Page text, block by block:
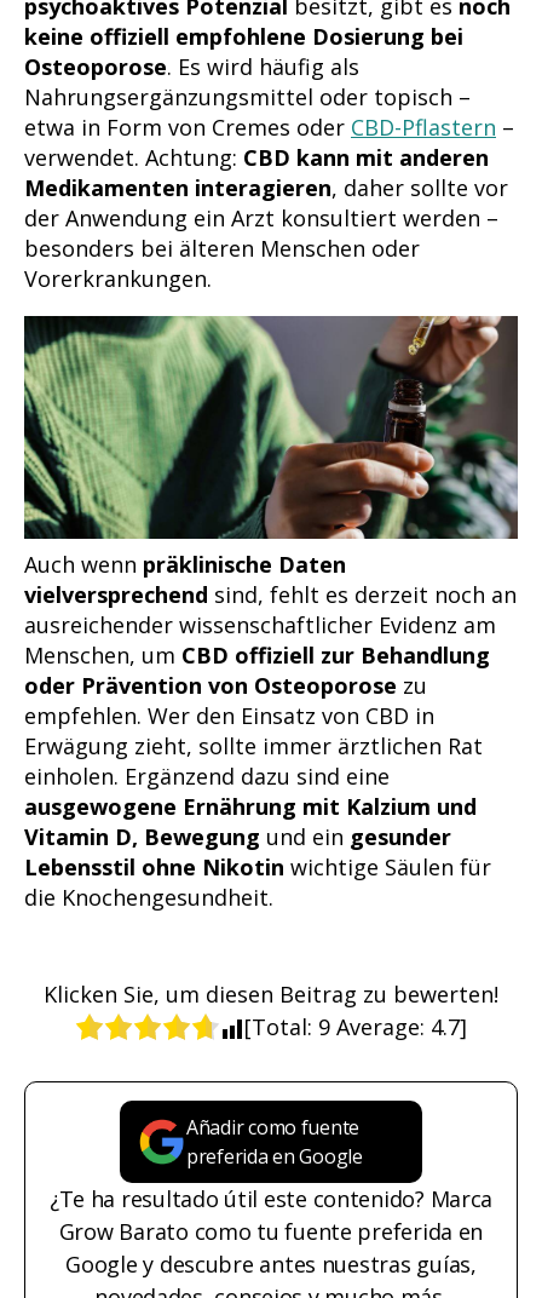
psychoaktives Potenzial besitzt, gibt es noch
keine offiziell empfohlene Dosierung bei
Osteoporose. Es wird häufig als
Nahrungsergänzungsmittel oder topisch –
etwa in Form von Cremes oder CBD-Pflastern –
verwendet. Achtung: CBD kann mit anderen
Medikamenten interagieren, daher sollte vor
der Anwendung ein Arzt konsultiert werden –
besonders bei älteren Menschen oder
Vorerkrankungen.
Auch wenn präklinische Daten
vielversprechend sind, fehlt es derzeit noch an
ausreichender wissenschaftlicher Evidenz am
Menschen, um CBD offiziell zur Behandlung
oder Prävention von Osteoporose zu
empfehlen. Wer den Einsatz von CBD in
Erwägung zieht, sollte immer ärztlichen Rat
einholen. Ergänzend dazu sind eine
ausgewogene Ernährung mit Kalzium und
Vitamin D, Bewegung und ein gesunder
Lebensstil ohne Nikotin wichtige Säulen für
die Knochengesundheit.
Klicken Sie, um diesen Beitrag zu bewerten!
[Total: 9 Average: 4.7]
Añadir como fuente
preferida en Google
¿Te ha resultado útil este contenido? Marca
Grow Barato como tu fuente preferida en
Google y descubre antes nuestras guías,